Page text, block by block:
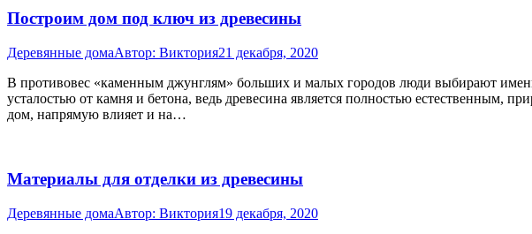
Построим дом под ключ из древесины
Деревянные домаАвтор: Виктория21 декабря, 2020
В противовес «каменным джунглям» больших и малых городов люди выбирают
усталостью от камня и бетона, ведь древесина является полностью естественным,
дом, напрямую влияет и на…
Материалы для отделки из древесины
Деревянные домаАвтор: Виктория19 декабря, 2020